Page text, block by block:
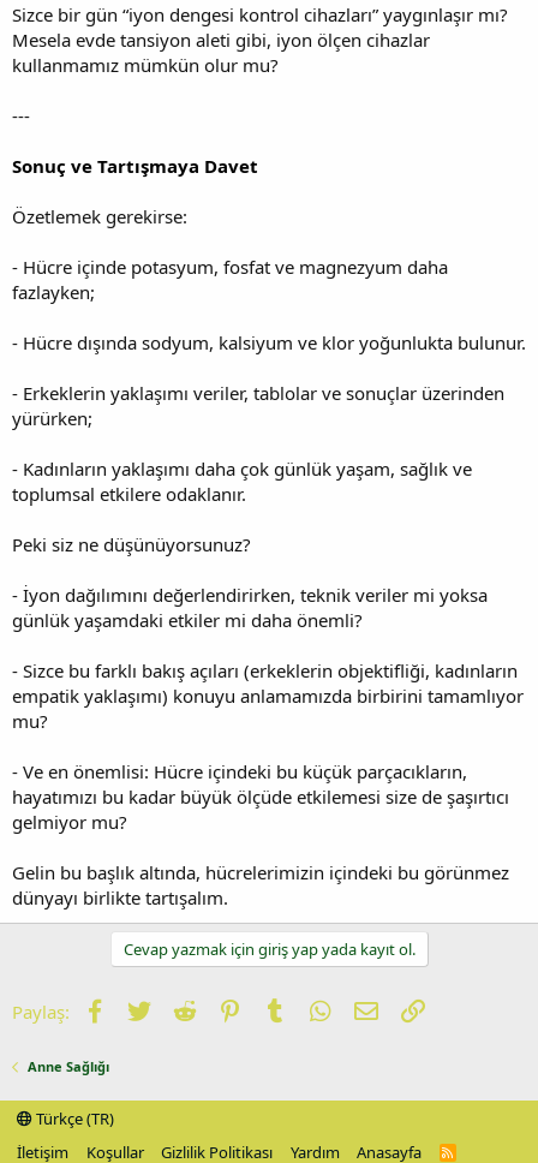
Sizce bir gün “iyon dengesi kontrol cihazları” yaygınlaşır mı?
Mesela evde tansiyon aleti gibi, iyon ölçen cihazlar
kullanmamız mümkün olur mu?
---
Sonuç ve Tartışmaya Davet
Özetlemek gerekirse:
- Hücre içinde potasyum, fosfat ve magnezyum daha
fazlayken;
- Hücre dışında sodyum, kalsiyum ve klor yoğunlukta bulunur.
- Erkeklerin yaklaşımı veriler, tablolar ve sonuçlar üzerinden
yürürken;
- Kadınların yaklaşımı daha çok günlük yaşam, sağlık ve
toplumsal etkilere odaklanır.
Peki siz ne düşünüyorsunuz?
- İyon dağılımını değerlendirirken, teknik veriler mi yoksa
günlük yaşamdaki etkiler mi daha önemli?
- Sizce bu farklı bakış açıları (erkeklerin objektifliği, kadınların
empatik yaklaşımı) konuyu anlamamızda birbirini tamamlıyor
mu?
- Ve en önemlisi: Hücre içindeki bu küçük parçacıkların,
hayatımızı bu kadar büyük ölçüde etkilemesi size de şaşırtıcı
gelmiyor mu?
Gelin bu başlık altında, hücrelerimizin içindeki bu görünmez
dünyayı birlikte tartışalım.
Cevap yazmak için giriş yap yada kayıt ol.
Paylaş: Facebook
TwitterReddit PinterestTumblrWhatsApp
E-postaLink
Anne Sağlığı
Türkçe (TR)
İletişim
Koşullar Gizlilik Politikası Yardım Anasayfa
R